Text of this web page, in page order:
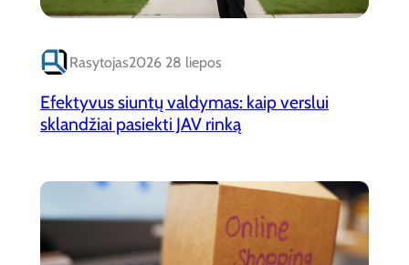
Rasytojas2026 28 liepos
Efektyvus siuntų valdymas: kaip verslui
sklandžiai pasiekti JAV rinką